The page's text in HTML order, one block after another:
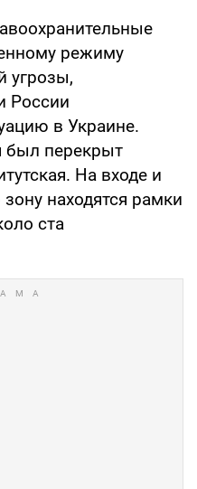
режиму
угрозы,
России
в Украине.
был перекрыт
На входе и
находятся рамки
ста